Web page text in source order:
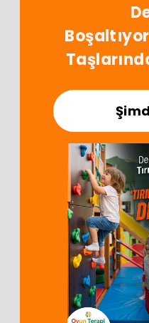
App'i İndir!
İndirimleri Kaçırma!
© 2024 Oyunterapimarket.com ikas
Satış Sözleşmesi SSS Bize